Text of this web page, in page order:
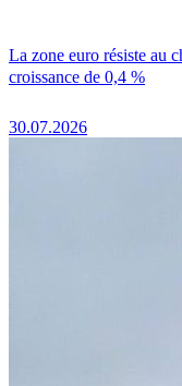
La zone euro résiste au
croissance de 0,4 %
30.07.2026